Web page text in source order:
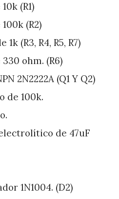
(R1)
(R2)
(R3, R4, R5, R7)
ohm. (R6)
2N2222A (Q1 Y Q2)
de 100k.
de 47uF
1N1004. (D2)